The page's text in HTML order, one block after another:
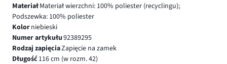
MateriałMateriał wierzchni: 100% poliester (recyclingu);
Podszewka: 100% poliester
Kolorniebieski
Numer artykułu92389295
Rodzaj zapięciaZapięcie na zamek
Długość116 cm (w rozm. 42)